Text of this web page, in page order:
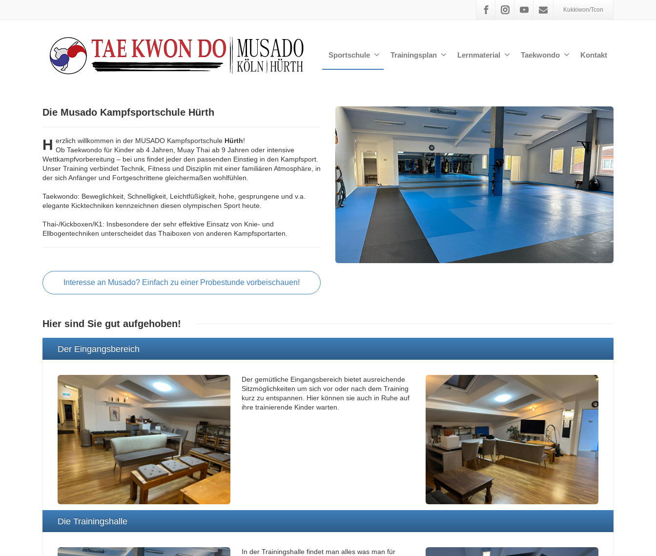
Kukkiwon/Tcon
Sportschule Trainingsplan Lernmaterial Taekwondo Kontakt
Die Musado Kampfsportschule Hürth
H erzlich willkommen in der MUSADO Kampfsportschule Hürth!
Ob Taekwondo für Kinder ab 4 Jahren, Muay Thai ab 9 Jahren oder intensive
Wettkampfvorbereitung – bei uns findet jeder den passenden Einstieg in den Kampfsport.
Unser Training verbindet Technik, Fitness und Disziplin mit einer familiären Atmosphäre, in
der sich Anfänger und Fortgeschrittene gleichermaßen wohlfühlen.
Taekwondo: Beweglichkeit, Schnelligkeit, Leichtfüßigkeit, hohe, gesprungene und v.a.
elegante Kicktechniken kennzeichnen diesen olympischen Sport heute.
Thai-/Kickboxen/K1: Insbesondere der sehr effektive Einsatz von Knie- und
Ellbogentechniken unterscheidet das Thaiboxen von anderen Kampfsportarten.
Interesse an Musado? Einfach zu einer Probestunde vorbeischauen!
Hier sind Sie gut aufgehoben!
Der Eingangsbereich
Der gemütliche Eingangsbereich bietet ausreichende
Sitzmöglichkeiten um sich vor oder nach dem Training
kurz zu entspannen. Hier können sie auch in Ruhe auf
ihre trainierende Kinder warten.
Die Trainingshalle
In der Trainingshalle findet man alles was man für